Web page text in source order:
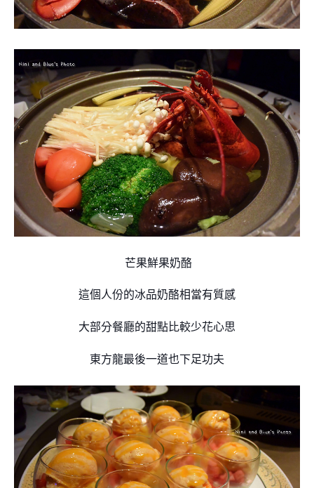
芒果鮮果奶酪
這個人份的冰品奶酪相當有質感
大部分餐廳的甜點比較少花心思
東方龍最後一道也下足功夫